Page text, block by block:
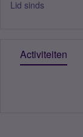
Lid sinds
Activiteiten